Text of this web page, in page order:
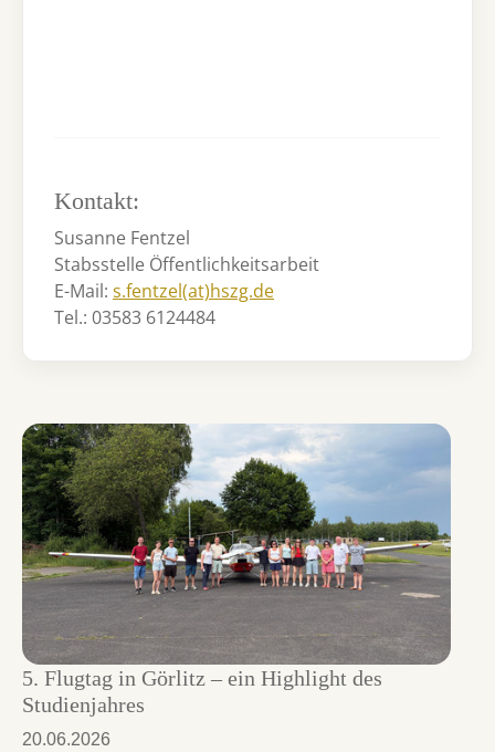
Kontakt:
Susanne Fentzel
Stabsstelle Öffentlichkeitsarbeit
E-Mail: s.fentzel(at)hszg.de
Tel.: 03583 6124484
5. Flugtag in Görlitz – ein Highlight des
Studienjahres
20.06.2026